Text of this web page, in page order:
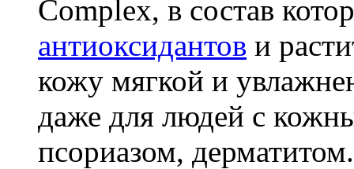
Complex, в состав
антиоксидантов и
кожу мягкой и
даже для людей с
псориазом, дерматитом.